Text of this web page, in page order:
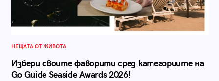
НЕЩАТА ОТ ЖИВОТА
Избери своите фаворити сред категориите на
Go Guide Seaside Awards 2026!